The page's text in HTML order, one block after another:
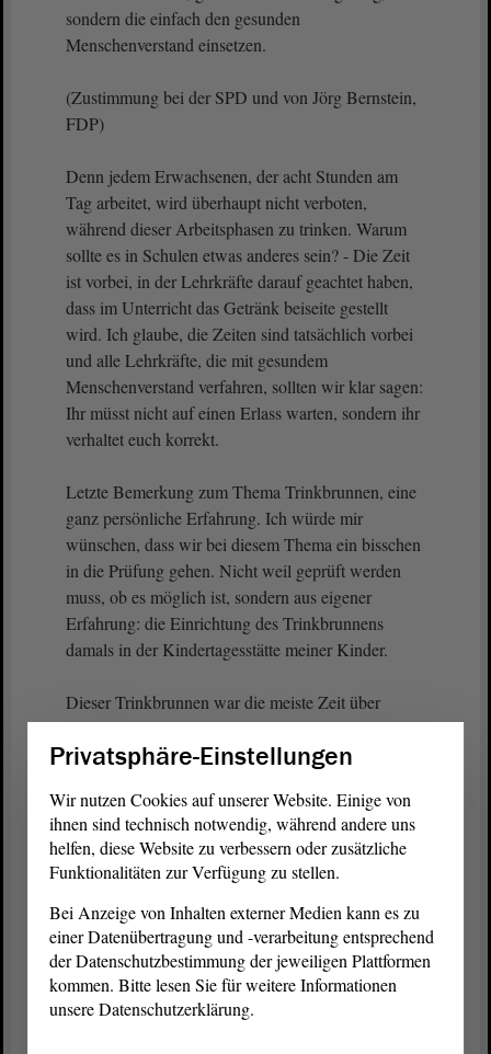
sondern die einfach den gesunden
Menschenverstand einsetzen.
(Zustimmung bei der SPD und von Jörg Bernstein,
FDP)
Denn jedem Erwachsenen, der acht Stunden am
Tag arbeitet, wird überhaupt nicht verboten,
während dieser Arbeitsphasen zu trinken. Warum
sollte es in Schulen etwas anderes sein? - Die Zeit
ist vorbei, in der Lehrkräfte darauf geachtet haben,
dass im Unterricht das Getränk beiseite gestellt
wird. Ich glaube, die Zeiten sind tatsächlich vorbei
und alle Lehrkräfte, die mit gesundem
Menschenverstand verfahren, sollten wir klar sagen:
Ihr müsst nicht auf einen Erlass warten, sondern ihr
verhaltet euch korrekt.
Letzte Bemerkung zum Thema Trinkbrunnen, eine
ganz persönliche Erfahrung. Ich würde mir
wünschen, dass wir bei diesem Thema ein bisschen
in die Prüfung gehen. Nicht weil geprüft werden
muss, ob es möglich ist, sondern aus eigener
Erfahrung: die Einrichtung des Trinkbrunnens
damals in der Kindertagesstätte meiner Kinder.
Dieser Trinkbrunnen war die meiste Zeit über
gesperrt, weil auch Kaltwassertrinkbrunnen auf
Legionellen etc. pp. beprobt werden müssen. In
über den Sommer, haben wir ein grundsätzliches
Problem.
Ich frage mich, ob man das anders regeln kann.
Denn wir benötigen das Einrichten von
Trinkbrunnen, wir benötigen das
Zurverfügungstellen von Trinkwasser. Ich glaube,
manchmal hilft es zu schauen: Wo haben wir
bürokratische Regeln, die unnötig sind? Was muss
Privatsphäre-Einstellungen
Wir nutzen Cookies auf unserer Website. Einige von
ihnen sind technisch notwendig, während andere uns
helfen, diese Website zu verbessern oder zusätzliche
Funktionalitäten zur Verfügung zu stellen.
Bei Anzeige von Inhalten externer Medien kann es zu
einer Datenübertragung und -verarbeitung entsprechend
der Datenschutzbestimmung der jeweiligen Plattformen
kommen. Bitte lesen Sie für weitere Informationen
unsere Datenschutzerklärung.